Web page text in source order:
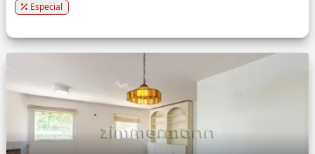
Especial